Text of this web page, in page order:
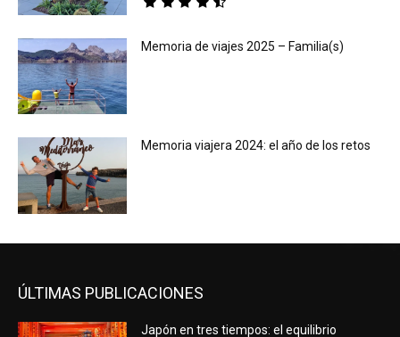
Memoria de viajes 2025 – Familia(s)
Memoria viajera 2024: el año de los retos
ÚLTIMAS PUBLICACIONES
Japón en tres tiempos: el equilibrio